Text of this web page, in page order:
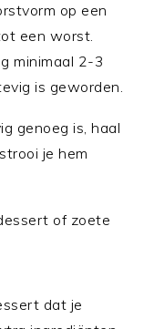
op een
een worst.
minimaal 2-3
is geworden.
genoeg is, haal
je hem
of zoete
dat je